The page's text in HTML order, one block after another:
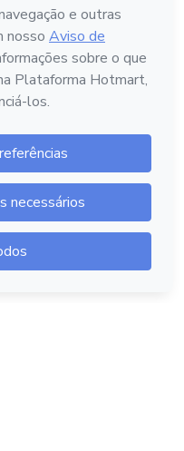
os direitos reservados